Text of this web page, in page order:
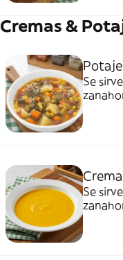
Cremas &
Se
Se